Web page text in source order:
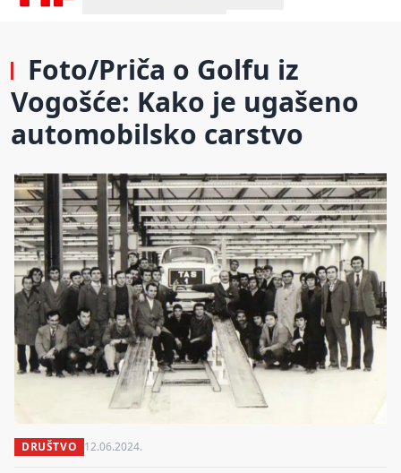
Foto/Priča o Golfu iz
Vogošće: Kako je ugašeno
automobilsko carstvo
DRUŠTVO 12.06.2024.